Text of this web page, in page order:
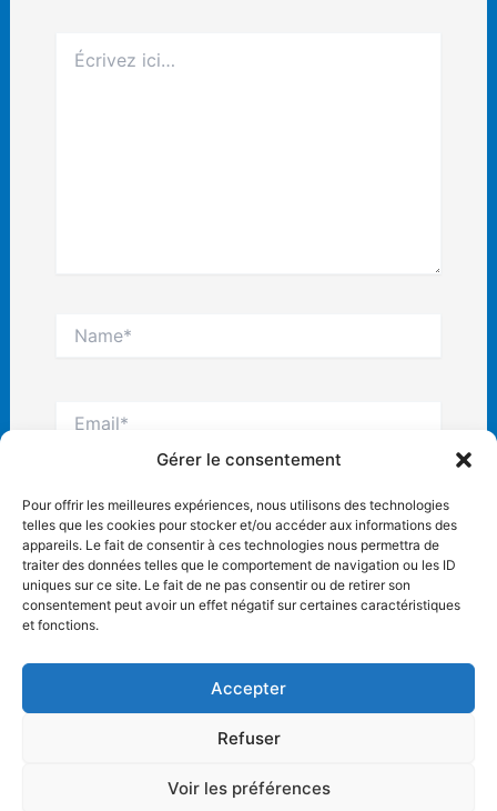
Gérer le consentement
Pour offrir les meilleures expériences, nous utilisons des technologies
telles que les cookies pour stocker et/ou accéder aux informations des
appareils. Le fait de consentir à ces technologies nous permettra de
traiter des données telles que le comportement de navigation ou les ID
uniques sur ce site. Le fait de ne pas consentir ou de retirer son
consentement peut avoir un effet négatif sur certaines caractéristiques
et fonctions.
Accepter
Refuser
Voir les préférences
ici…
Site
Internet